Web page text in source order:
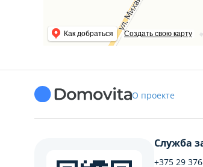
Как добраться Создать свою карту
О проекте
Служба
+375 29